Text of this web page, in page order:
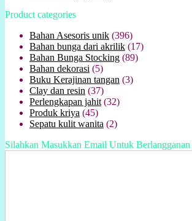
Product categories
Bahan Asesoris unik (396)
Bahan bunga dari akrilik (17)
Bahan Bunga Stocking (89)
Bahan dekorasi (5)
Buku Kerajinan tangan (3)
Clay dan resin (37)
Perlengkapan jahit (32)
Produk kriya (45)
Sepatu kulit wanita (2)
Silahkan Masukkan Email Untuk